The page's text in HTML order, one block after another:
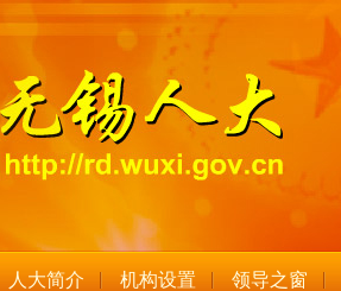
人大简介 机构设置
领导之窗